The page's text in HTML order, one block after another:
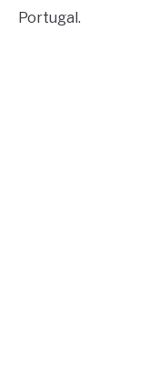
Portugal.